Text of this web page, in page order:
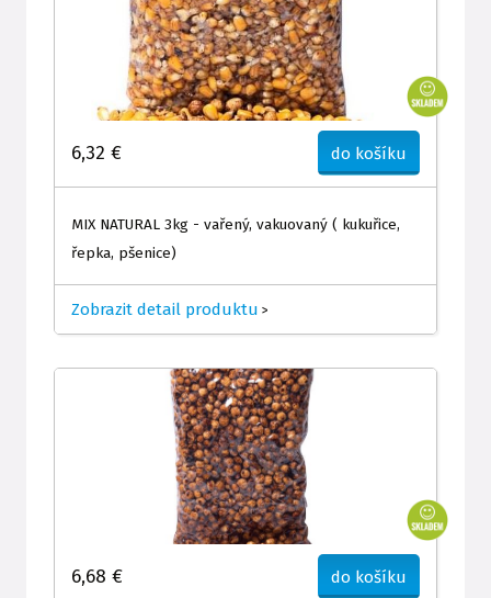
6,32 € do košíku
MIX NATURAL 3kg - vařený, vakuovaný ( kukuřice,
řepka, pšenice)
Zobrazit detail produktu >
6,68 € do košíku